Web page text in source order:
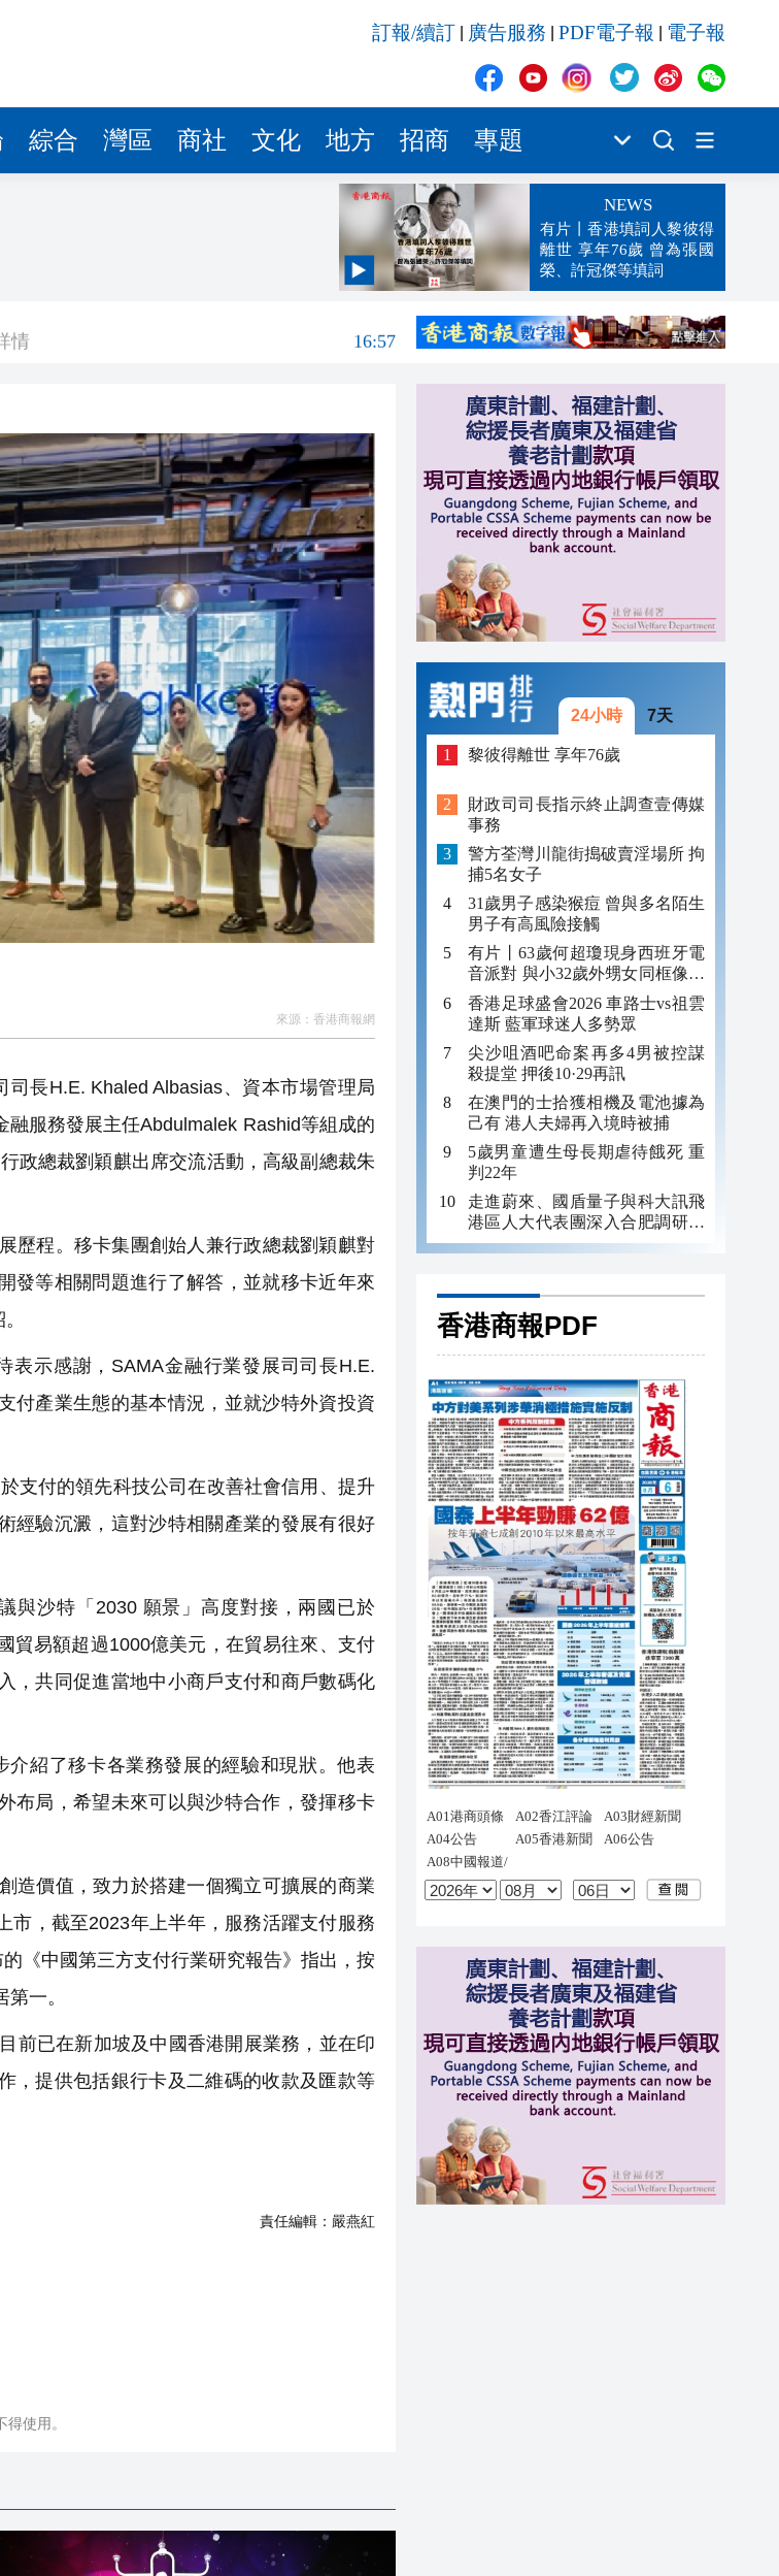
訂報/續訂 廣告服務 PDF電子報 電子報
綜合 灣區 商社 文化 地方 招商 專題
NEWS
有片丨香港填詞人黎彼得
離世 享年76歲 曾為張國
榮、許冠傑等填詞
16:57
情
16:57
16:37
16:25
落後
16:17
敬
16:16
來源： 香港商報網
長H.E. Khaled Albasias、資本市場管理局
服務發展主任Abdulmalek Rashid等組成的
政總裁劉穎麒出席交流活動，高級副總裁朱
歷程。移卡集團創始人兼行政總裁劉穎麒對
發等相關問題進行了解答，並就移卡近年來
示感謝，SAMA金融行業發展司司長H.E.
付產業生態的基本情況，並就沙特外資投資
支付的領先科技公司在改善社會信用、提升
經驗沉澱，這對沙特相關產業的發展有很好
與沙特「2030 願景」高度對接，兩國已於
貿易額超過1000億美元，在貿易往來、支付
，共同促進當地中小商戶支付和商戶數碼化
紹了移卡各業務發展的經驗和現狀。他表
布局，希望未來可以與沙特合作，發揮移卡
價值，致力於搭建一個獨立可擴展的商業
市，截至2023年上半年，服務活躍支付服務
《中國第三方支付行業研究報告》指出，按
一。
前已在新加坡及中國香港開展業務，並在印
，提供包括銀行卡及二維碼的收款及匯款等
責任編輯： 嚴燕紅
使用。
24小時 7天
黎彼得離世 享年76歲
財政司司長指示終止調查壹傳媒
事務
警方荃灣川龍街搗破賣淫場所 拘
捕5名女子
31歲男子感染猴痘 曾與多名陌生
男子有高風險接觸
有片丨63歲何超瓊現身西班牙電
音派對 與小32歲外甥女同框像姐
妹
香港足球盛會2026 車路士vs祖雲
達斯 藍軍球迷人多勢眾
尖沙咀酒吧命案再多4男被控謀
殺提堂 押後10·29再訊
在澳門的士拾獲相機及電池據為
己有 港人夫婦再入境時被捕
5歲男童遭生母長期虐待餓死 重
判22年
走進蔚來、國盾量子與科大訊飛
港區人大代表團深入合肥調研科
創成果
香港商報PDF